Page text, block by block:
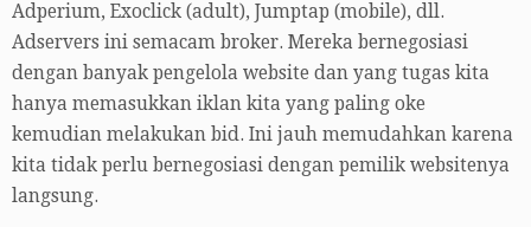
Adperium, Exoclick (adult), Jumptap (mobile), dll.
Adservers ini semacam broker. Mereka bernegosiasi
dengan banyak pengelola website dan yang tugas kita
hanya memasukkan iklan kita yang paling oke
kemudian melakukan bid. Ini jauh memudahkan karena
kita tidak perlu bernegosiasi dengan pemilik websitenya
langsung.